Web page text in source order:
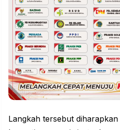
Langkah tersebut